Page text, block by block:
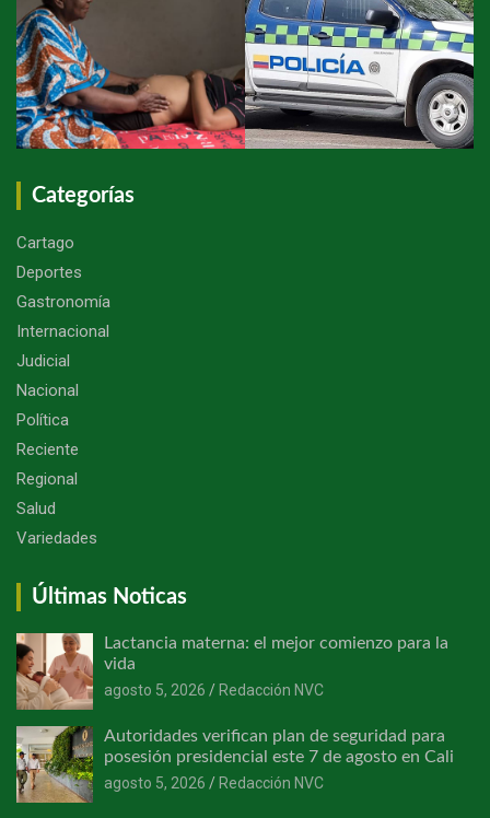
Categorías
Cartago
Deportes
Gastronomía
Internacional
Judicial
Nacional
Política
Reciente
Regional
Salud
Variedades
Últimas Noticas
Lactancia materna: el mejor comienzo para la
vida
agosto 5, 2026
Redacción NVC
Autoridades verifican plan de seguridad para
posesión presidencial este 7 de agosto en Cali
agosto 5, 2026
Redacción NVC